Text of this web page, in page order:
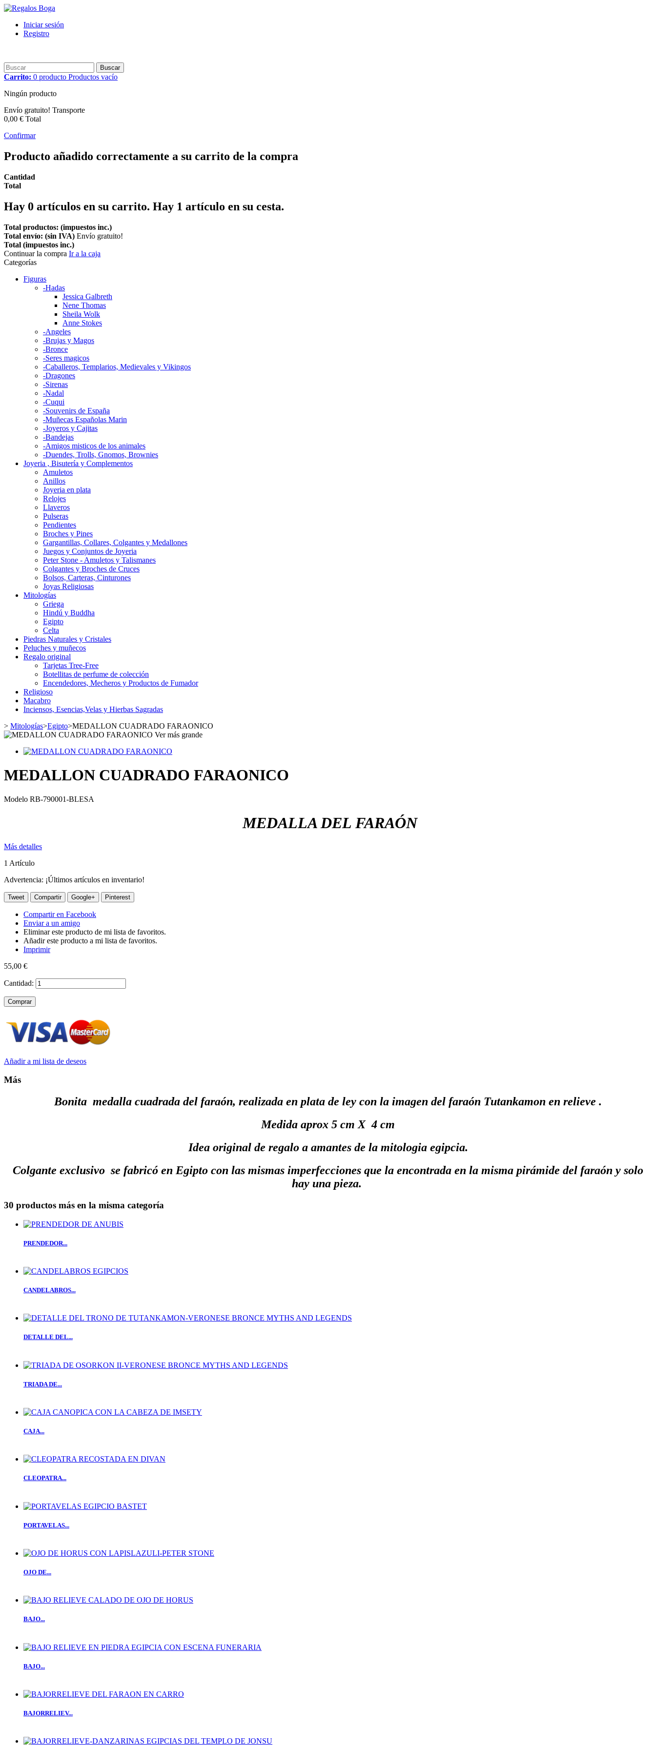
Iniciar sesión
Registro
Buscar
Carrito: 0 producto Productos vacío
Ningún producto
Envío gratuito! Transporte
0,00 € Total
Confirmar
Producto añadido correctamente a su carrito de la compra
Cantidad
Total
Hay 0 artículos en su carrito. Hay 1 artículo en su cesta.
Total productos: (impuestos inc.)
Total envío: (sin IVA) Envío gratuito!
Total (impuestos inc.)
Continuar la compra Ir a la caja
Categorías
Figuras
-Hadas
Jessica Galbreth
Nene Thomas
Sheila Wolk
Anne Stokes
-Angeles
-Brujas y Magos
-Bronce
-Seres magicos
-Caballeros, Templarios, Medievales y Vikingos
-Dragones
-Sirenas
-Nadal
-Cuqui
-Souvenirs de España
-Muñecas Españolas Marin
-Joyeros y Cajitas
-Bandejas
-Amigos misticos de los animales
-Duendes, Trolls, Gnomos, Brownies
Joyeria , Bisutería y Complementos
Amuletos
Anillos
Joyeria en plata
Relojes
Llaveros
Pulseras
Pendientes
Broches y Pines
Gargantillas, Collares, Colgantes y Medallones
Juegos y Conjuntos de Joyeria
Peter Stone - Amuletos y Talismanes
Colgantes y Broches de Cruces
Bolsos, Carteras, Cinturones
Joyas Religiosas
Mitologías
Griega
Hindú y Buddha
Egipto
Celta
Piedras Naturales y Cristales
Peluches y muñecos
Regalo original
Tarjetas Tree-Free
Botellitas de perfume de colección
Encendedores, Mecheros y Productos de Fumador
Religioso
Macabro
Inciensos, Esencias,Velas y Hierbas Sagradas
> Mitologías>Egipto>MEDALLON CUADRADO FARAONICO
Ver más grande
MEDALLON CUADRADO FARAONICO
Modelo RB-790001-BLESA
MEDALLA DEL FARAÓN
Más detalles
1 Artículo
Advertencia: ¡Últimos artículos en inventario!
Tweet Compartir Google+ Pinterest
Compartir en Facebook
Enviar a un amigo
Eliminar este producto de mi lista de favoritos.
Añadir este producto a mi lista de favoritos.
Imprimir
55,00 €
Cantidad:
Comprar
Añadir a mi lista de deseos
Más
Bonita medalla cuadrada del faraón, realizada en plata de ley con la imagen del faraón Tutankamon en relieve .
Medida aprox 5 cm X 4 cm
Idea original de regalo a amantes de la mitologia egipcia.
Colgante exclusivo se fabricó en Egipto con las mismas imperfecciones que la encontrada en la misma pirámide del faraón y solo
hay una pieza.
30 productos más en la misma categoría
PRENDEDOR...
CANDELABROS...
DETALLE DEL...
TRIADA DE...
CAJA...
CLEOPATRA...
PORTAVELAS...
OJO DE...
BAJO...
BAJO...
BAJORRELIEV...